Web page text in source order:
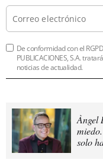
De conformidad con el
PUBLICACIONES, S.A.
noticias de actualidad.
Àngel
solo